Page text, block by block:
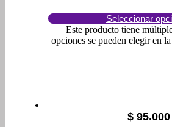
Seleccionar
Este producto tiene
opciones se pueden elegir en
$ 95.000